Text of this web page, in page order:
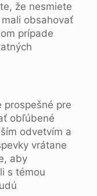
že nesmiete
obsahovať
prípade
prospešné pre
obľúbené
odvetvím a
vrátane
aby
s témou